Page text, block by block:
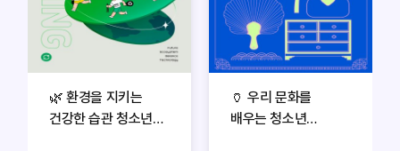
🌿 환경을 지키는
건강한 습관 청소년
🏺 우리 문화를
배우는 청소년